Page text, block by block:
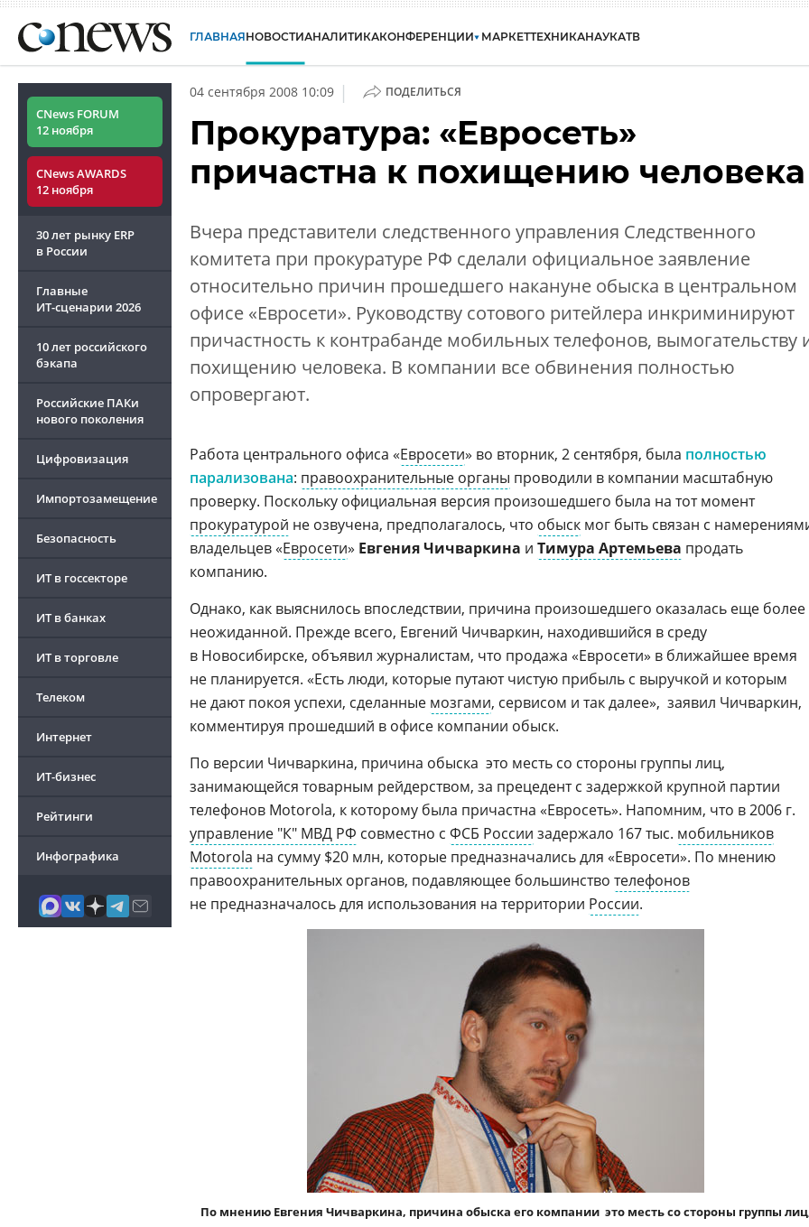
ГЛАВНАЯНОВОСТИАНАЛИТИКАКОНФЕРЕНЦИИ МАРКЕТТЕХНИКАНАУКАТВ
CNews FORUM
12 ноября
CNews AWARDS
12 ноября
30 лет рынку ERP
в России
Главные
ИТ-сценарии 2026
10 лет российского
бэкапа
Российские ПАКи
нового поколения
Цифровизация
Импортозамещение
Безопасность
ИТ в госсекторе
ИТ в банках
ИТ в торговле
Телеком
Интернет
ИТ-бизнес
Рейтинги
Инфографика
04 сентября 2008 10:09 | ПОДЕЛИТЬСЯ
Прокуратура: «Евросеть»
причастна к похищению человека
Вчера представители следственного управления Следственного
комитета при прокуратуре РФ сделали официальное заявление
относительно причин прошедшего накануне обыска в центральном
офисе «Евросети». Руководству сотового ритейлера инкриминируют
причастность к контрабанде мобильных телефонов, вымогательству
похищению человека. В компании все обвинения полностью
опровергают.
Работа центрального офиса «Евросети» во вторник, 2 сентября, была полностью
парализована: правоохранительные органы проводили в компании масштабную
проверку. Поскольку официальная версия произошедшего была на тот момент
прокуратурой не озвучена, предполагалось, что обыск мог быть связан с
владельцев «Евросети» Евгения Чичваркина и Тимура Артемьева продать
компанию.
Однако, как выяснилось впоследствии, причина произошедшего оказалась еще более
неожиданной. Прежде всего, Евгений Чичваркин, находившийся в среду
в Новосибирске, объявил журналистам, что продажа «Евросети» в ближайшее время
не планируется. «Есть люди, которые путают чистую прибыль с выручкой и которым
не дают покоя успехи, сделанные мозгами, сервисом и так далее»,  заявил Чичваркин,
комментируя прошедший в офисе компании обыск.
По версии Чичваркина, причина обыска  это месть со стороны группы лиц,
занимающейся товарным рейдерством, за прецедент с задержкой крупной партии
телефонов Motorola, к которому была причастна «Евросеть». Напомним, что в 2006 г.
управление "К" МВД РФ совместно с ФСБ России задержало 167 тыс. мобильников
Motorola на сумму $20 млн, которые предназначались для «Евросети». По мнению
правоохранительных органов, подавляющее большинство телефонов
не предназначалось для использования на территории России.
По мнению Евгения Чичваркина, причина обыска его компании  это месть со стороны группы